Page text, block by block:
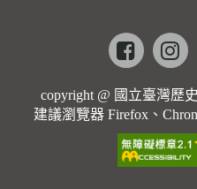
copyright @ 國立臺灣歷
建議瀏覽器 Firefox、